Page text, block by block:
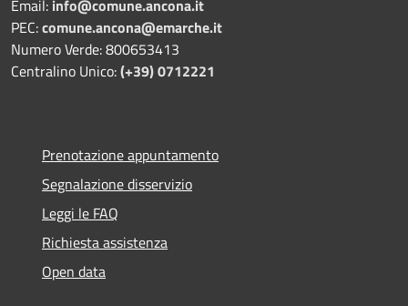
Email: info@comune.ancona.it
PEC:comune.ancona@emarche.it
Numero Verde: 800653413
Centralino Unico:(+39) 0712221
Prenotazione appuntamento
Segnalazione disservizio
Leggi le FAQ
Richiesta assistenza
Open data